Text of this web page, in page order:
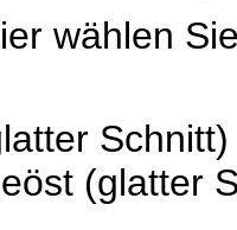
wählen
Schnitt)
(glatter